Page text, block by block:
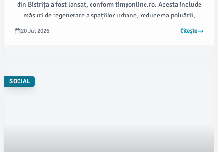
din Bistrița a fost lansat, conform timponline.ro. Acesta include
măsuri de regenerare a spațiilor urbane, reducerea poluării,
20 Jul 2026 Citește
SOCIAL